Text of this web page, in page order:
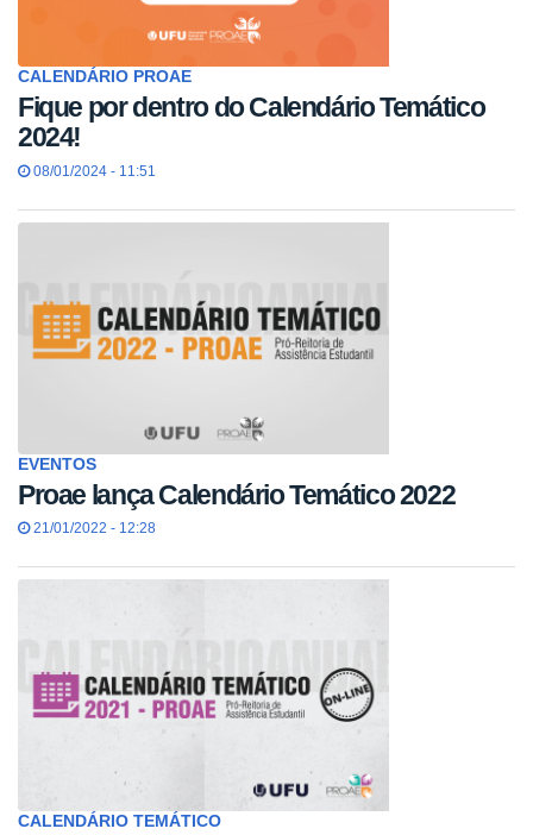
CALENDÁRIO PROAE
Fique por dentro do Calendário Temático
2024!
08/01/2024 - 11:51
EVENTOS
Proae lança Calendário Temático 2022
21/01/2022 - 12:28
CALENDÁRIO TEMÁTICO